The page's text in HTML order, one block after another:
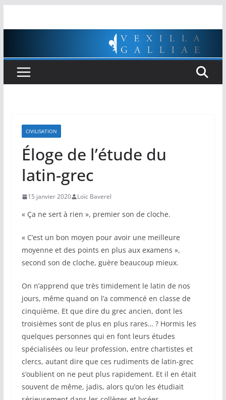
CIVILISATION
Éloge de l’étude du
latin-grec
15 janvier 2020 Loïc Baverel
« Ça ne sert à rien », premier son de cloche.
« C’est un bon moyen pour avoir une meilleure
moyenne et des points en plus aux examens »,
second son de cloche, guère beaucoup mieux.
On n’apprend que très timidement le latin de nos
jours, même quand on l’a commencé en classe de
cinquième. Et que dire du grec ancien, dont les
troisièmes sont de plus en plus rares… ? Hormis les
quelques personnes qui en font leurs études
spécialisées ou leur profession, entre chartistes et
clercs, autant dire que ces rudiments de latin-grec
s’oublient on ne peut plus rapidement. Et il en était
souvent de même, jadis, alors qu’on les étudiait